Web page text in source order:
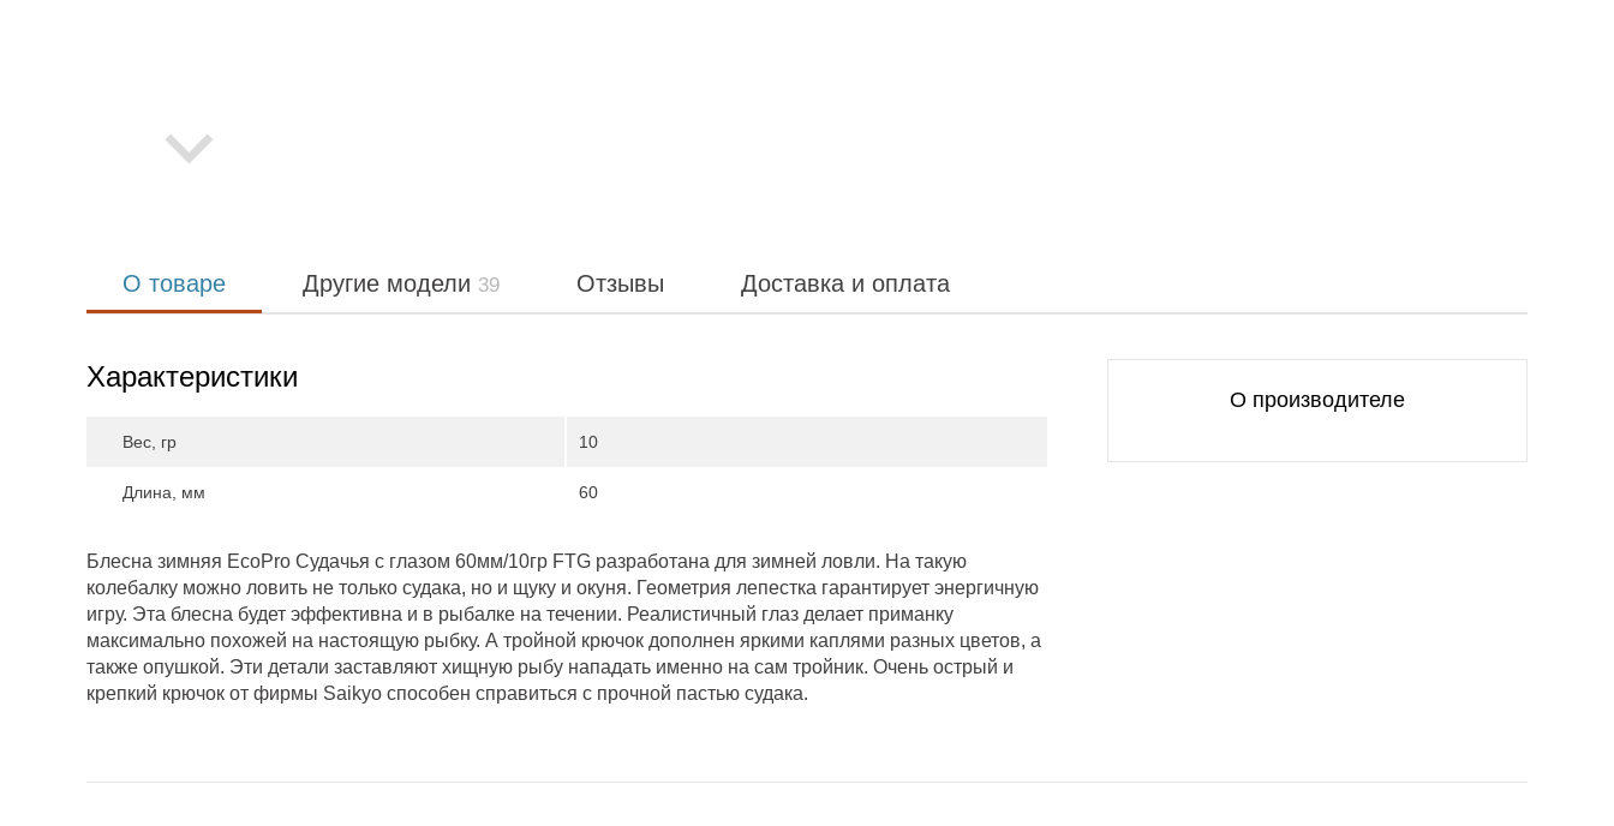
О товаре Другие модели 39 Отзывы Доставка и оплата
О производителе
Характеристики
Вес, гр 10
Длина, мм 60
Блесна зимняя EcoPro Судачья с глазом 60мм/10гр FTG разработана для зимней ловли. На такую
колебалку можно ловить не только судака, но и щуку и окуня. Геометрия лепестка гарантирует энергичную
игру. Эта блесна будет эффективна и в рыбалке на течении. Реалистичный глаз делает приманку
максимально похожей на настоящую рыбку. А тройной крючок дополнен яркими каплями разных цветов, а
также опушкой. Эти детали заставляют хищную рыбу нападать именно на сам тройник. Очень острый и
крепкий крючок от фирмы Saikyo способен справиться с прочной пастью судака.